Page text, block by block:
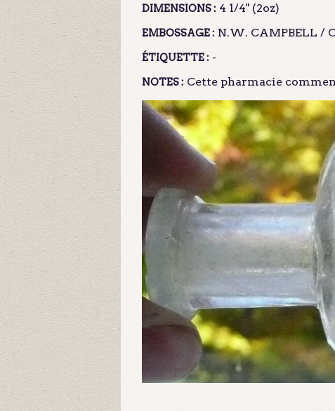
DIMENSIONS : 4 1/4" (2oz)
EMBOSSAGE : N.W. CAMPBELL /
ÉTIQUETTE : -
NOTES : Cette pharmacie